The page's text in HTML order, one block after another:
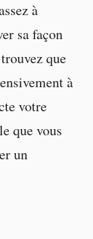
à
sa façon
que
à
votre
que vous
un